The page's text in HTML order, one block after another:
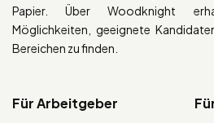
Papier. Über Woodknight
Möglichkeiten, geeignete
Bereichen zu finden.
Für Arbeitgeber